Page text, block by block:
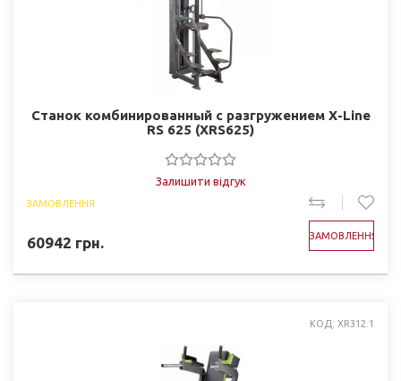
Станок комбинированный с разгружением X-Line
RS 625 (XRS625)
Залишити відгук
ЗАМОВЛЕННЯ
60942 грн. ЗАМОВЛЕННЯ
КОД: XR312.1